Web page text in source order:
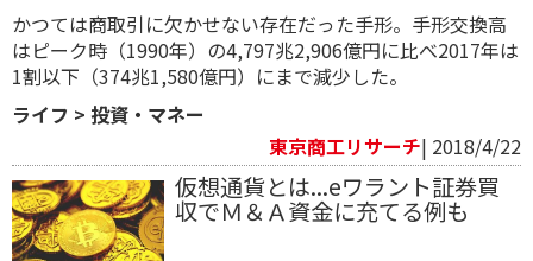
かつては商取引に欠かせない存在だった手形。手形交換高
はピーク時（1990年）の4,797兆2,906億円に比べ2017年は
1割以下（374兆1,580億円）にまで減少した。
ライフ > 投資・マネー
東京商工リサーチ| 2018/4/22
仮想通貨とは...eワラント証券買
収でＭ＆Ａ資金に充てる例も